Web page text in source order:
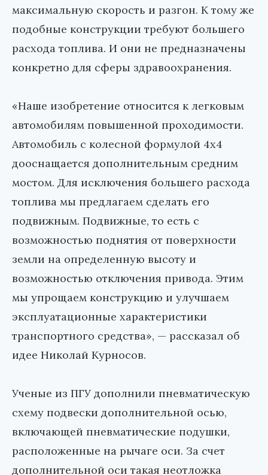
максимальную скорость и разгон. К тому же
подобные конструкции требуют большего
расхода топлива. И они не предназначены
конкретно для сферы здравоохранения.
«Наше изобретение относится к легковым
автомобилям повышенной проходимости.
Автомобиль с колесной формулой 4x4
дооснащается дополнительным средним
мостом. Для исключения большего расхода
топлива мы предлагаем сделать его
подвижным. Подвижные, то есть с
возможностью поднятия от поверхности
земли на определенную высоту и
возможностью отключения привода. Этим
мы упрощаем конструкцию и улучшаем
эксплуатационные характеристики
транспортного средства», — рассказал об
идее Николай Курносов.
Ученые из ПГУ дополнили пневматическую
схему подвески дополнительной осью,
включающей пневматические подушки,
расположенные на рычаге оси. За счет
дополнительной оси такая неотложка